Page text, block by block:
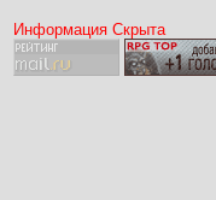
Информация Скрыта